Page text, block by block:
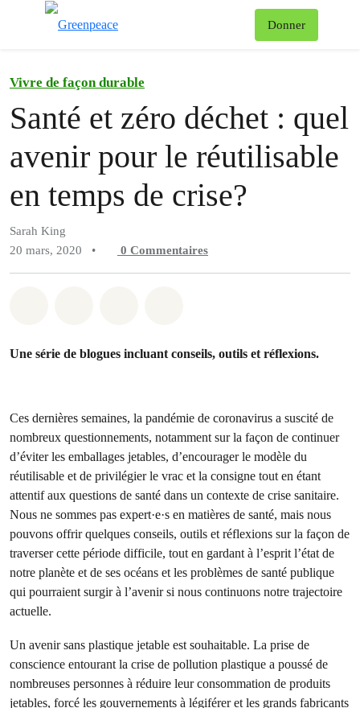
Donner
Vivre de façon durable
Santé et zéro déchet : quel
avenir pour le réutilisable
en temps de crise?
Sarah King
20 mars, 2020
• 0 Commentaires
Une série de blogues incluant conseils, outils et réflexions.
Ces dernières semaines, la pandémie de coronavirus a suscité de
nombreux questionnements, notamment sur la façon de continuer
d’éviter les emballages jetables, d’encourager le modèle du
réutilisable et de privilégier le vrac et la consigne tout en étant
attentif aux questions de santé dans un contexte de crise sanitaire.
Nous ne sommes pas expert·e·s en matières de santé, mais nous
pouvons offrir quelques conseils, outils et réflexions sur la façon de
traverser cette période difficile, tout en gardant à l’esprit l’état de
notre planète et de ses océans et les problèmes de santé publique
qui pourraient surgir à l’avenir si nous continuons notre trajectoire
actuelle.
Un avenir sans plastique jetable est souhaitable. La prise de
conscience entourant la crise de pollution plastique a poussé de
nombreuses personnes à réduire leur consommation de produits
jetables, forcé les gouvernements à légiférer et les grands fabricants